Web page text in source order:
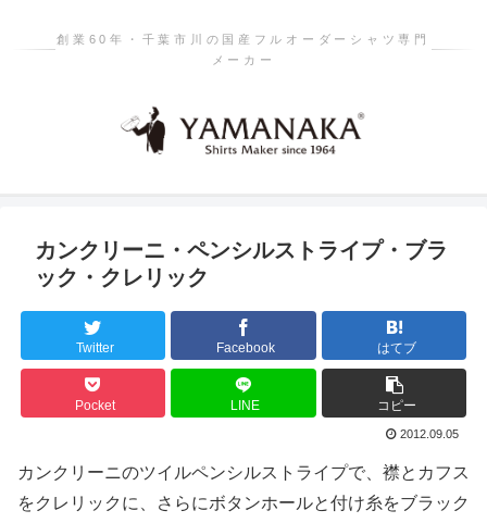
創業60年・千葉市川の国産フルオーダーシャツ専門
メーカー
カンクリーニ・ペンシルストライプ・ブラ
ック・クレリック
Twitter Facebook はてブ
Pocket LINE コピー
2012.09.05
カンクリーニのツイルペンシルストライプで、襟とカフス
をクレリックに、さらにボタンホールと付け糸をブラック